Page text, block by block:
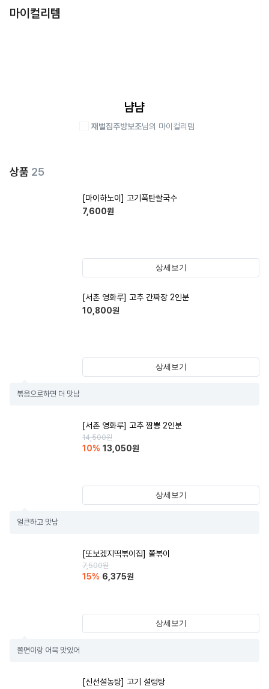
마이컬리템
냠냠
재벌집주방보조님의 마이컬리템
상품 25
[마이하노이] 고기폭탄쌀국수
7,600원
상세보기
[서촌 영화루] 고추 간짜장 2인분
10,800원
상세보기
볶음으로하면 더 맛남
[서촌 영화루] 고추 짬뽕 2인분
14,500원
10% 13,050원
상세보기
얼큰하고 맛남
[또보겠지떡볶이집] 쫄볶이
7,500원
15% 6,375원
상세보기
쫄면이랑 어묵 맛있어
[신선설농탕] 고기 설렁탕